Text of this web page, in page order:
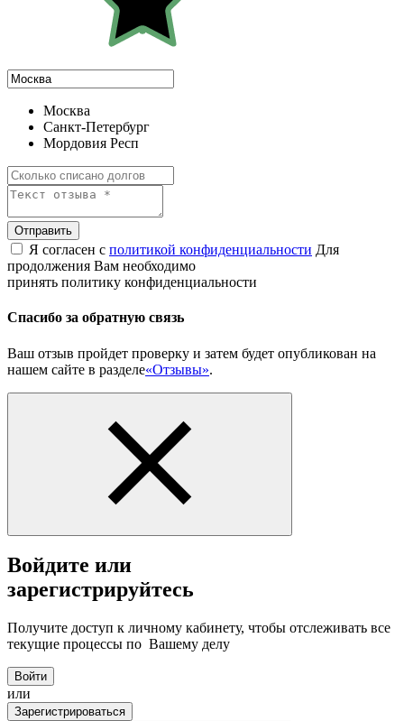
Москва
Санкт-Петербург
Мордовия Респ
Отправить
Я согласен с политикой конфиденциальности Для
продолжения Вам необходимо
принять политику конфиденциальности
Спасибо за обратную связь
Ваш отзыв пройдет проверку и затем будет опубликован на
нашем сайте в разделе«Отзывы».
Войдите или
зарегистрируйтесь
Получите доступ к личному кабинету, чтобы отслеживать все
текущие процессы по Вашему делу
Войти
или
Зарегистрироваться